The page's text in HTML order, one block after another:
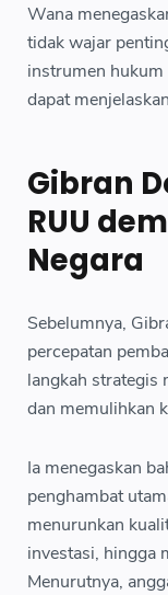
Wana
tidak wajar
instrumen
dapat
Gibran
RUU
Negara
Sebelumnya,
percepatan
langkah strategis
dan memulihkan
Ia menegaskan
penghambat
menurunkan
investasi, hingga
Menurutnya,